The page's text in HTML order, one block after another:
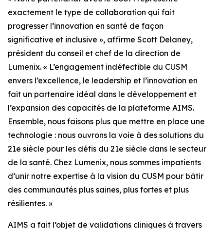
exactement le type de collaboration qui fait
progresser l’innovation en santé de façon
significative et inclusive », affirme Scott Delaney,
président du conseil et chef de la direction de
Lumenix. « L’engagement indéfectible du CUSM
envers l’excellence, le leadership et l’innovation en
fait un partenaire idéal dans le développement et
l’expansion des capacités de la plateforme AIMS.
Ensemble, nous faisons plus que mettre en place une
technologie : nous ouvrons la voie à des solutions du
21e siècle pour les défis du 21e siècle dans le secteur
de la santé. Chez Lumenix, nous sommes impatients
d’unir notre expertise à la vision du CUSM pour bâtir
des communautés plus saines, plus fortes et plus
résilientes. »
AIMS a fait l’objet de validations cliniques à travers